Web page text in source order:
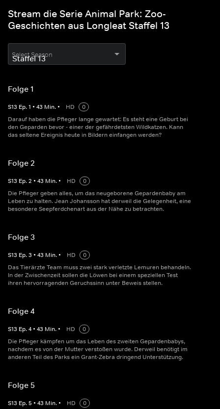
Stream die Serie Animal Park: Zoo-
Geschichten aus Longleat Staffel 13
Select Season
Folge 1
S13 Ep.1 • 43 Min. • HD
0
Darauf haben die Pfleger lange gewartet: Es steht eine Geburt bei
den Geparden bevor - einer der gefährdetsten Wildkatzen. Kann
das seltene Ereignis heute in Bildern einfangen werden?
Folge 2
S13 Ep.2 • 43 Min. • HD
0
Die Pfleger geben alles, um das neugeborene Gepardenbaby am
Leben zu halten. Jean Johansson hat derweil die Gelegenheit, eine
besondere Seepferdchenart aus der Nähe zu betrachten.
Folge 3
S13 Ep.3 • 43 Min. • HD
0
Das Tierärzte Team muss zwei stark verletzte Lemuren behandeln.
In der Zwischenzeit sollen die Löwen bei einem speziellen Test
ihren hervorragenden Geruchssinn unter Beweis stellen.
Folge 4
S13 Ep.4 • 43 Min. • HD
0
Die Pfleger kämpfen um das Leben des zweiten Gepardenbabys,
nachdem es von der Mutter verstoßen wurde. Derweil benötigt im
anderen Teil des Parks ein Grant-Zebra dringend Unterstützung.
Folge 5
S13 Ep.5 • 43 Min. • HD
0